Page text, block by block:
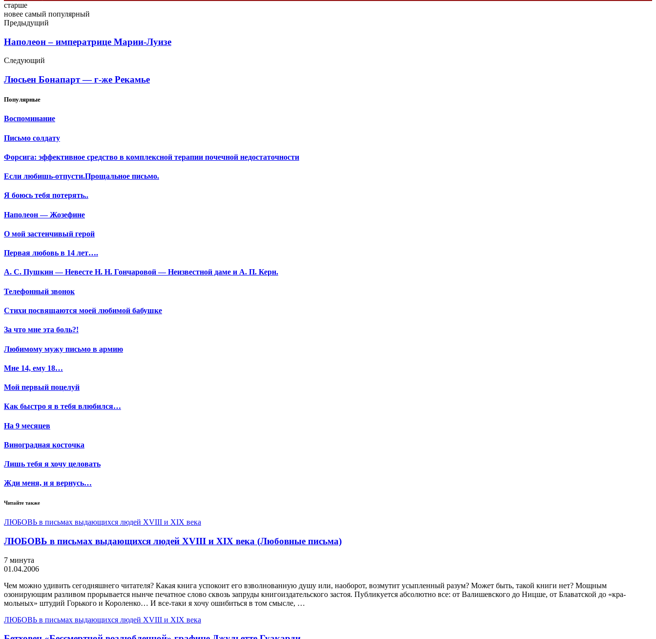
старше
новее самый популярный
Предыдущий
Наполеон – императрице Марии-Луизе
Следующий
Люсьен Бонапарт — г-же Рекамье
Популярные
Воспоминание
Письмо солдату
Форсига: эффективное средство в комплексной терапии почечной недостаточности
Если любишь-отпусти.Прощальное письмо.
Я боюсь тебя потерять..
Наполеон — Жозефине
О мой застенчивый герой
Первая любовь в 14 лет….
А. С. Пушкин — Невесте Н. Н. Гончаровой — Неизвестной даме и А. П. Керн.
Телефонный звонок
Стихи посвящаются моей любимой бабушке
За что мне эта боль?!
Любимому мужу письмо в армию
Мне 14, ему 18…
Мой первый поцелуй
Как быстро я в тебя влюбился…
На 9 месяцев
Виноградная косточка
Лишь тебя я хочу целовать
Жди меня, и я вернусь…
Читайте также
ЛЮБОВЬ в письмах выдающихся людей XVIII и XIX века
ЛЮБОВЬ в письмах выдающихся людей XVIII и XIX века (Любовные письма)
7 минута
01.04.2006
Чем можно удивить сегодняшнего читателя? Какая книга успокоит его взволнованную душу или, наоборот, возмутит усыпленный разум? Может быть, такой книги нет? Мощным
озонирующим разливом прорывается нынче печатное слово сквозь запруды книгоиздательского застоя. Публикуется абсо­лютно все: от Валишевского до Ницше, от Блаватской до «кра­
мольных» штудий Горького и Короленко… И все-таки я хочу ошибиться в том смысле, …
ЛЮБОВЬ в письмах выдающихся людей XVIII и XIX века